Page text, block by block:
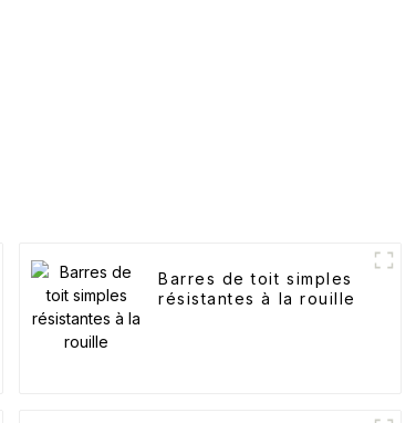
Barres de toit simples
résistantes à la rouille